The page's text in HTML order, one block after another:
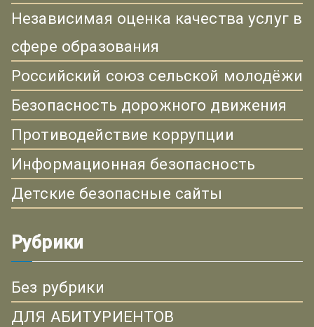
Независимая оценка качества услуг в
сфере образования
Российский союз сельской молодёжи
Безопасность дорожного движения
Противодействие коррупции
Информационная безопасность
Детские безопасные сайты
Рубрики
Без рубрики
ДЛЯ АБИТУРИЕНТОВ